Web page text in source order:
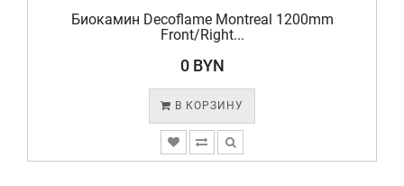
Биокамин Decoflame Montreal 1200mm
Front/Right...
0 BYN
В КОРЗИНУ